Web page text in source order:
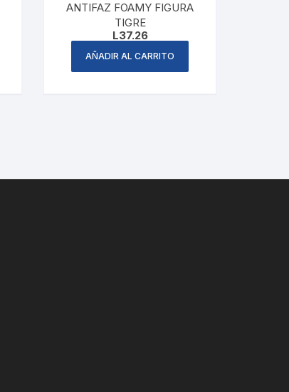
ANTIFAZ FOAMY FIGURA
TIGRE
L37.26
AÑADIR AL CARRITO